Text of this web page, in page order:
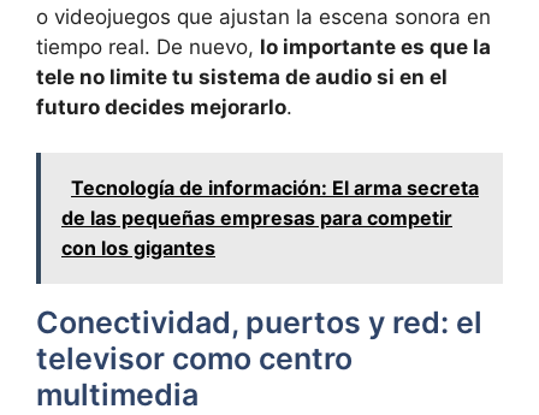
o videojuegos que ajustan la escena sonora en
tiempo real. De nuevo, lo importante es que la
tele no limite tu sistema de audio si en el
futuro decides mejorarlo.
Tecnología de información: El arma secreta
de las pequeñas empresas para competir
con los gigantes
Conectividad, puertos y red: el
televisor como centro
multimedia